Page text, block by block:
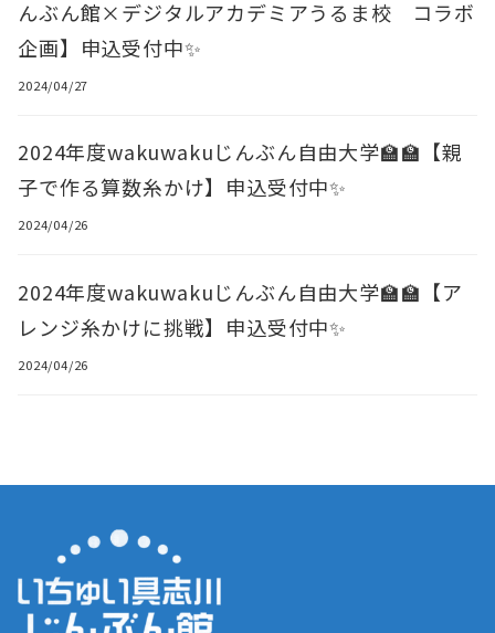
んぶん館×デジタルアカデミアうるま校 コラボ
企画】申込受付中✨
2024/04/27
2024年度wakuwakuじんぶん自由大学🏫🏫【親
子で作る算数糸かけ】申込受付中✨
2024/04/26
2024年度wakuwakuじんぶん自由大学🏫🏫【ア
レンジ糸かけに挑戦】申込受付中✨
2024/04/26